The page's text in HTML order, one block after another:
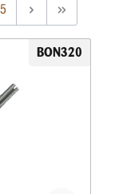
5
BON320